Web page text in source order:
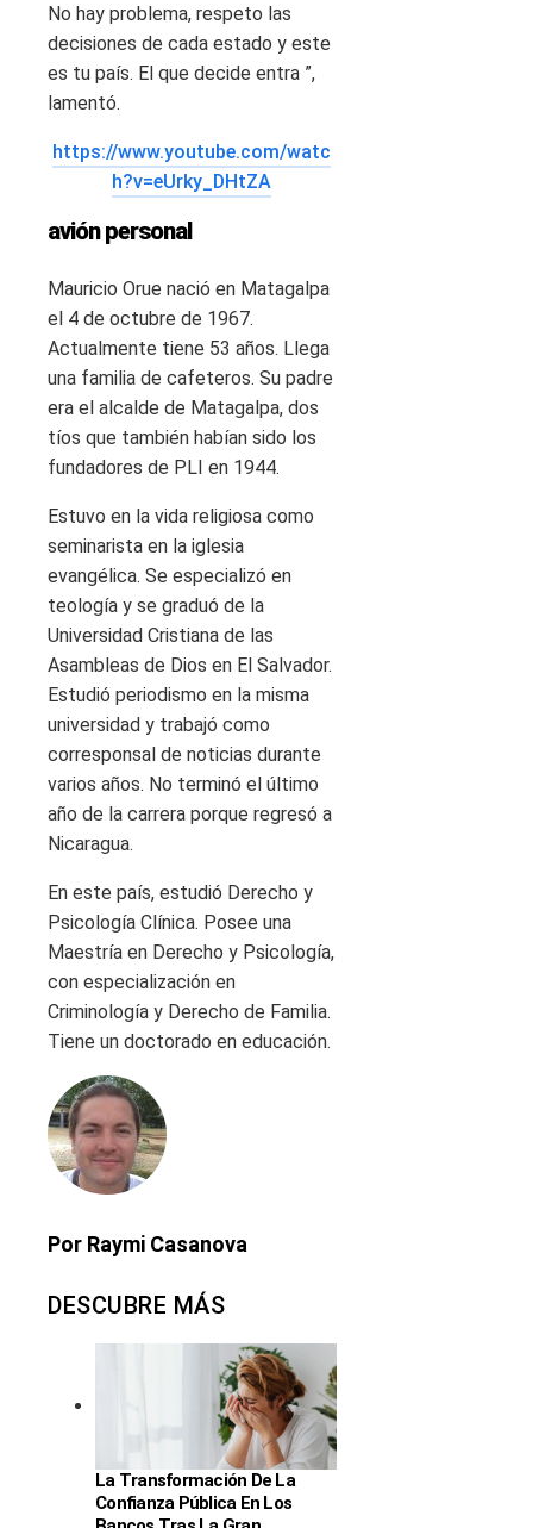
No hay problema, respeto las
decisiones de cada estado y este
es tu país. El que decide entra ”,
lamentó.
https://www.youtube.com/watc
h?v=eUrky_DHtZA
avión personal
Mauricio Orue nació en Matagalpa
el 4 de octubre de 1967.
Actualmente tiene 53 años. Llega
una familia de cafeteros. Su padre
era el alcalde de Matagalpa, dos
tíos que también habían sido los
fundadores de PLI en 1944.
Estuvo en la vida religiosa como
seminarista en la iglesia
evangélica. Se especializó en
teología y se graduó de la
Universidad Cristiana de las
Asambleas de Dios en El Salvador.
Estudió periodismo en la misma
universidad y trabajó como
corresponsal de noticias durante
varios años. No terminó el último
año de la carrera porque regresó a
Nicaragua.
En este país, estudió Derecho y
Psicología Clínica. Posee una
Maestría en Derecho y Psicología,
con especialización en
Criminología y Derecho de Familia.
Tiene un doctorado en educación.
Por Raymi Casanova
DESCUBRE MÁS
La Transformación De La
Confianza Pública En Los